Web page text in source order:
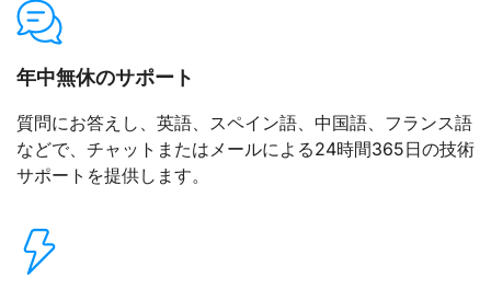
年中無休のサポート
質問にお答えし、英語、スペイン語、中国語、フランス語
などで、チャットまたはメールによる24時間365日の技術
サポートを提供します。